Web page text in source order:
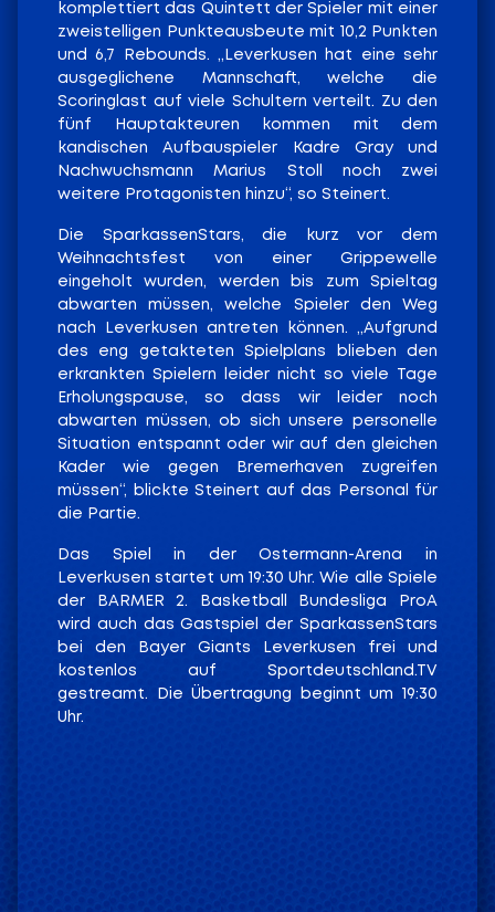
komplettiert das Quintett der Spieler mit einer
zweistelligen Punkteausbeute mit 10,2 Punkten
und 6,7 Rebounds. „Leverkusen hat eine sehr
ausgeglichene Mannschaft, welche die
Scoringlast auf viele Schultern verteilt. Zu den
fünf Hauptakteuren kommen mit dem
kandischen Aufbauspieler Kadre Gray und
Nachwuchsmann Marius Stoll noch zwei
weitere Protagonisten hinzu“, so Steinert.
Die SparkassenStars, die kurz vor dem
Weihnachtsfest von einer Grippewelle
eingeholt wurden, werden bis zum Spieltag
abwarten müssen, welche Spieler den Weg
nach Leverkusen antreten können. „Aufgrund
des eng getakteten Spielplans blieben den
erkrankten Spielern leider nicht so viele Tage
Erholungspause, so dass wir leider noch
abwarten müssen, ob sich unsere personelle
Situation entspannt oder wir auf den gleichen
Kader wie gegen Bremerhaven zugreifen
müssen“, blickte Steinert auf das Personal für
die Partie.
Das Spiel in der Ostermann-Arena in
Leverkusen startet um 19:30 Uhr. Wie alle Spiele
der BARMER 2. Basketball Bundesliga ProA
wird auch das Gastspiel der SparkassenStars
bei den Bayer Giants Leverkusen frei und
kostenlos auf Sportdeutschland.TV
gestreamt. Die Übertragung beginnt um 19:30
Uhr.